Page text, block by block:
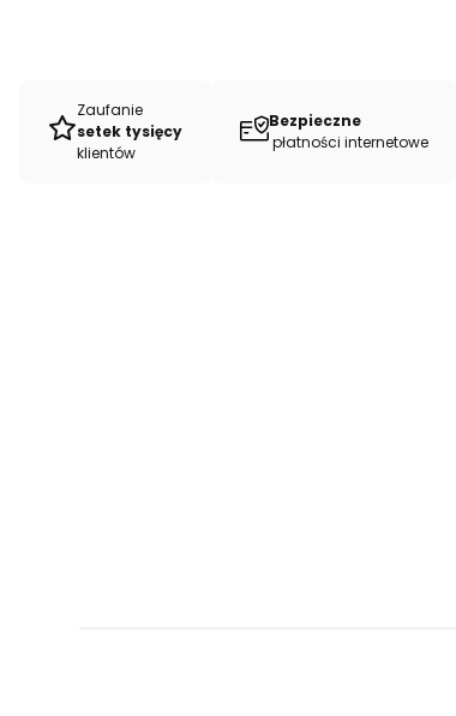
Zaufanie
setek tysięcy
klientów
Bezpieczne
płatności internetowe